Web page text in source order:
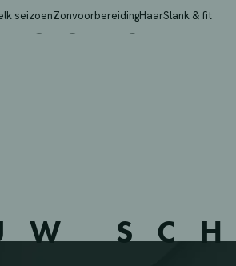
seizoenZonvoorbereidingHaarSlank & fit
SPRL –